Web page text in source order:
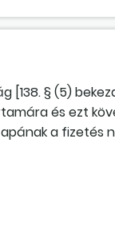
[138. § (5)
és ezt
a fizetés